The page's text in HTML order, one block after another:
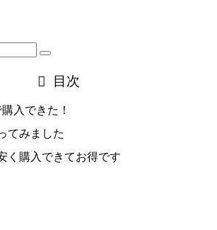
目次
入できた！
てみました
く購入できてお得です